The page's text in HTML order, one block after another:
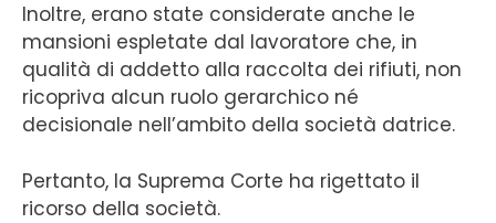
Inoltre, erano state considerate anche le
mansioni espletate dal lavoratore che, in
qualità di addetto alla raccolta dei rifiuti, non
ricopriva alcun ruolo gerarchico né
decisionale nell’ambito della società datrice.
Pertanto, la Suprema Corte ha rigettato il
ricorso della società.